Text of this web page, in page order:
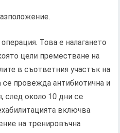
Това е налагането
цели преместване на
в съответния участък на
се провежда антибиотична и
след около 10 дни се
включва
на тренировъчна